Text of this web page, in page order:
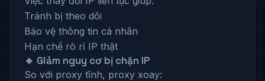
Tránh bị theo dõi
Bảo vệ thông tin cá nhân
Hạn chế rò rỉ IP thật
🔹 Giảm nguy cơ bị chặn IP
So với proxy tĩnh, proxy xoay: